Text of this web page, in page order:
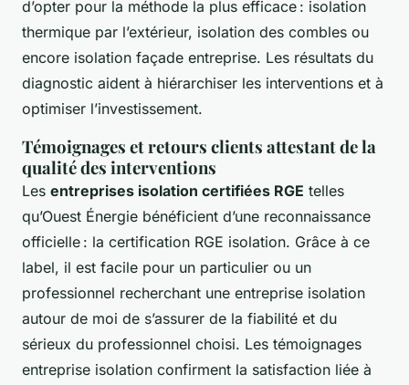
d’opter pour la méthode la plus efficace : isolation
thermique par l’extérieur, isolation des combles ou
encore isolation façade entreprise. Les résultats du
diagnostic aident à hiérarchiser les interventions et à
optimiser l’investissement.
Témoignages et retours clients attestant de la
qualité des interventions
Les entreprises isolation certifiées RGE telles
qu’Ouest Énergie bénéficient d’une reconnaissance
officielle : la certification RGE isolation. Grâce à ce
label, il est facile pour un particulier ou un
professionnel recherchant une entreprise isolation
autour de moi de s’assurer de la fiabilité et du
sérieux du professionnel choisi. Les témoignages
entreprise isolation confirment la satisfaction liée à